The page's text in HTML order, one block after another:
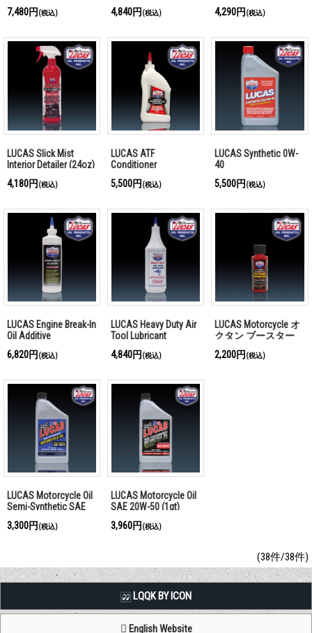
7,480円 (税込)
4,840円 (税込)
4,290円 (税込)
LUCAS Slick Mist
Interior Detailer (24oz)
4,180円 (税込)
LUCAS ATF
Conditioner
5,500円 (税込)
LUCAS Synthetic 0W-
40
5,500円 (税込)
LUCAS Engine Break-In
Oil Additive
6,820円 (税込)
LUCAS Heavy Duty Air
Tool Lubricant
4,840円 (税込)
LUCAS Motorcycle オ
クタン ブースター
2,200円 (税込)
LUCAS Motorcycle Oil
Semi-Synthetic SAE
3,300円 (税込)
LUCAS Motorcycle Oil
SAE 20W-50 (1qt)
3,960円 (税込)
(38件/38件)
LQQK BY ICON
English Website